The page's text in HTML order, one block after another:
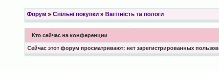
Форум » Спільні покупки» Вагітність та пологи
Кто сейчас на конференции
Сейчас этот форум просматривают: нет зарегистрированных